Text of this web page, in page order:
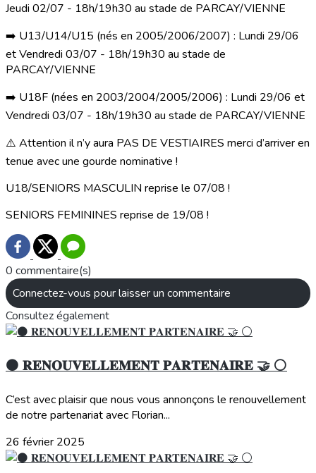
Jeudi 02/07 - 18h/19h30 au stade de PARCAY/VIENNE
➡️ U13/U14/U15 (nés en 2005/2006/2007) : Lundi 29/06
et Vendredi 03/07 - 18h/19h30 au stade de
PARCAY/VIENNE
➡️ U18F (nées en 2003/2004/2005/2006) : Lundi 29/06 et
Vendredi 03/07 - 18h/19h30 au stade de PARCAY/VIENNE
⚠️ Attention il n’y aura PAS DE VESTIAIRES merci d’arriver en
tenue avec une gourde nominative !
U18/SENIORS MASCULIN reprise le 07/08 !
SENIORS FEMININES reprise de 19/08 !
0 commentaire(s)
Connectez-vous pour laisser un commentaire
Consultez également
⚫️ 𝐑𝐄𝐍𝐎𝐔𝐕𝐄𝐋𝐋𝐄𝐌𝐄𝐍𝐓 𝐏𝐀𝐑𝐓𝐄𝐍𝐀𝐈𝐑𝐄 🤝 ⚪️
C’est avec plaisir que nous vous annonçons le renouvellement
de notre partenariat avec Florian...
26 février 2025